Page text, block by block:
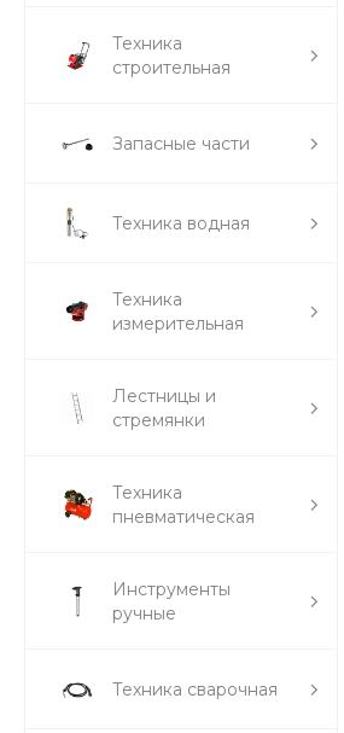
Техника
строительная
Запасные части
Техника водная
Техника
измерительная
Лестницы и
стремянки
Техника
пневматическая
Инструменты
ручные
Техника сварочная